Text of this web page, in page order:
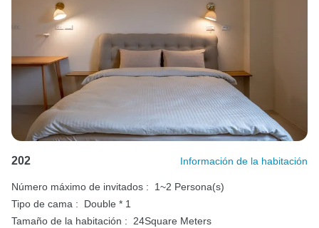
202 Información de la habitación
Número máximo de invitados :
1~2 Persona(s)
Tipo de cama :
Double * 1
Tamaño de la habitación :
24Square Meters